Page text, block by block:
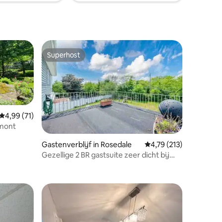
Voor
beoordeling van 4,99 op 5, 71 recensies
4,99 (71)
Superhost
Superhost
Gastenverblijf in Rosedale Gemiddelde
4,79 (213)
Gezellige 2 BR gastsuite zeer dicht bij